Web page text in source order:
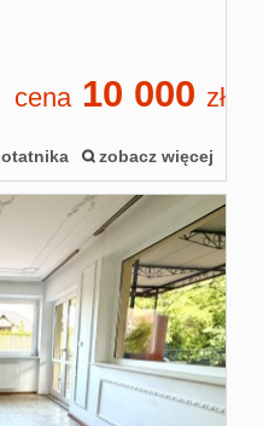
cena10 000 zł
zobacz więcej